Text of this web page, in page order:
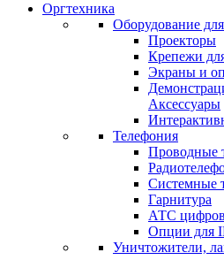
Оргтехника
Оборудование
Проекторы
Крепежи
Экраны и
Аксессуары
Телефония
Проводные
Системные
Гарнитура
АТС
Опции для
Уничтожители,